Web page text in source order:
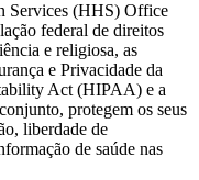
Services (HHS) Office
federal de direitos
e religiosa, as
e Privacidade da
Act (HIPAA) e a
protegem os seus
liberdade de
de saúde nas